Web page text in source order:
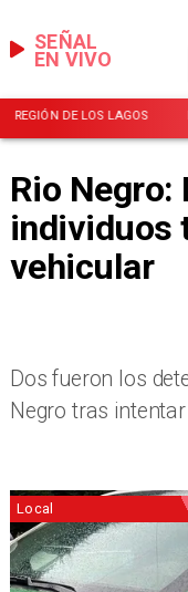
EN VIVO
SEÑAL
REGIÓN DE LOS LAGOS
Rio Negro:
individuos
vehicular
Dos fueron los
Negro tras
Local